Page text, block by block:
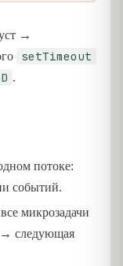
→
setTimeout
D .
потоке:
событий.
микрозадачи
→ следующая